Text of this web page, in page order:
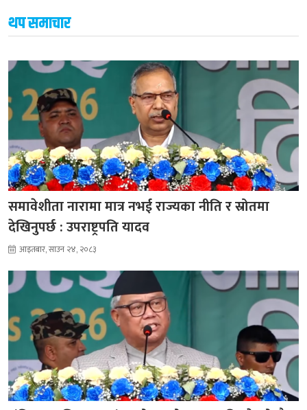
थप समाचार
समावेशीता नारामा मात्र नभई राज्यका नीति र स्रोतमा
देखिनुपर्छ : उपराष्ट्रपति यादव
आइतबार, साउन २४, २०८३